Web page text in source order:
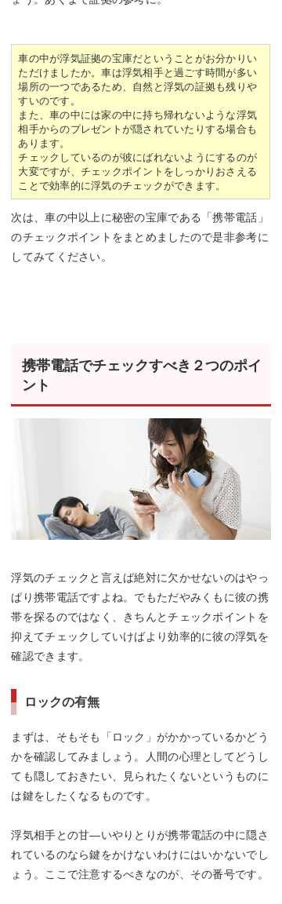
車の中が浮気証拠の宝庫だということがお分かりい
ただけましたか。車は浮気相手と過ごす時間が多い
場所の一つであるため、自然と浮気の証拠も残りや
すいのです。
また、車の中には家の中に持ち帰れないような浮気
相手からのプレゼントが隠されていたりする場合も
あります。
チェックしているのが彼にばれないようにするのが
大変ですが、チェックポイントをしっかりおさえる
ことで効率的に浮気のチェックができます。
次は、車の中以上に秘密の宝庫である「携帯電話」
のチェックポイントをまとめましたので是非参考に
してみてください。
携帯電話でチェックすべき２つのポイ
ント
浮気のチェックと言えば絶対に欠かせないのはやっ
ぱり携帯電話ですよね。でもただやみくもに彼の携
帯を探るのではなく、きちんとチェックポイントを
抑えてチェックしていけばより効率的に彼の浮気を
確認できます。
ロックの有無
まずは、そもそも「ロック」がかかっているかどう
かを確認してみましょう。人間の心理としてどうし
ても隠しておきたい、見られたくないというものに
は鍵をしたくなるものです。
浮気相手との甘―いやりとりが携帯電話の中に隠さ
れているのなら鍵をかけないわけにはいかないでし
ょう。ここで注意するべきなのが、その番号です。